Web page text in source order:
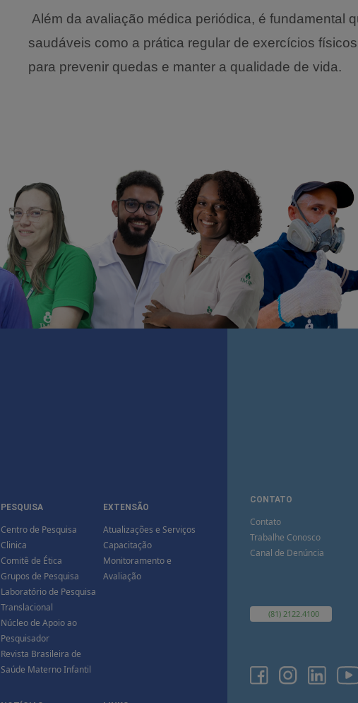
Além da avaliação médica periódica, é fundamental
saudáveis como a prática regular de exercícios
para prevenir quedas e manter a qualidade de vida.
PESQUISA
Centro de Pesquisa
Clinica
Comitê de Ética
Grupos de Pesquisa
Laboratório de Pesquisa
Translacional
Núcleo de Apoio ao
Pesquisador
Revista Brasileira de
Saúde Materno Infantil
EXTENSÃO
Atualizações e Serviços
Capacitação
Monitoramento e
Avaliação
CONTATO
Contato
Trabalhe Conosco
Canal de Denúncia
(81) 2122.4100